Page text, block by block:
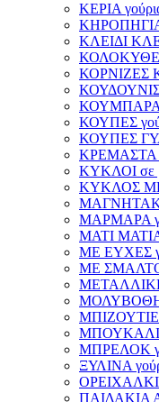
ΚΕΡΙΑ
ΚΗΡΟΠΗΓΙΑ
ΚΛΕΙΔΙ
ΚΟΛΟΚΥΘΕΣ
ΚΟΡΝΙΖΕΣ
ΚΟΥΠΕΣ
ΚΟΥΠΕΣ
ΚΡΕΜΑΣΤΑ
ΚΥΚΛΟΙ σε
ΚΥΚΛΟΣ ΜΕ
ΜΑΡΜΑΡΑ
ΜΑΤΙ ΜΑΤΙΑ
ΜΕ ΕΥΧΕΣ
ΜΕ ΣΜΑΛΤΟ
ΜΠΟΥΚΑΛΙΑ
ΜΠΡΕΛΟΚ
ΞΥΛΙΝΑ
ΠΑΙΔΑΚΙΑ